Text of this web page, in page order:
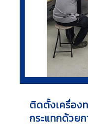
ติดตั้งเครื่อง
กระแทกด้วย